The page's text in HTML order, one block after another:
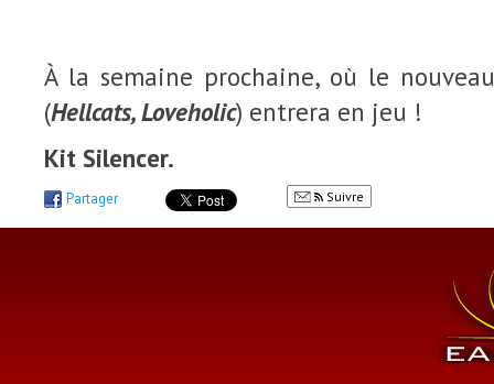
À la semaine prochaine, où le
(Hellcats, Loveholic) entrera en jeu !
Kit Silencer.
Partager Suivre